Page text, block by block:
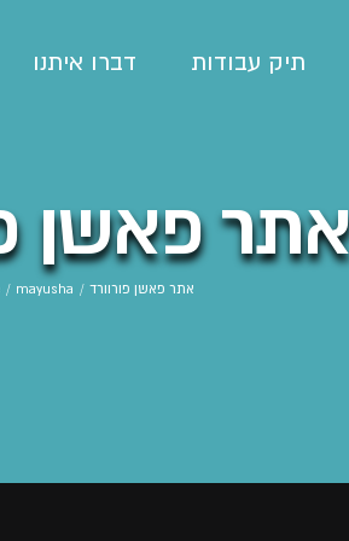
דברו איתנו תיק עבודות
אתר פאשן
/ mayusha / אתר פאשן פורוורד